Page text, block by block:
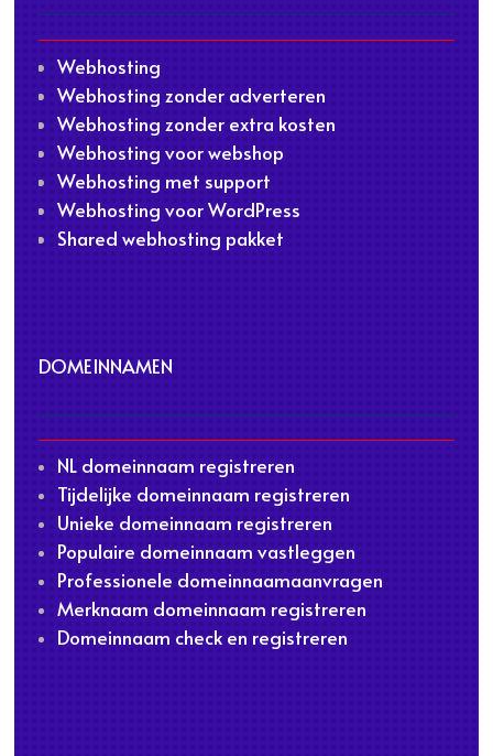
Webhosting
Webhosting zonder adverteren
Webhosting zonder extra kosten
Webhosting voor webshop
Webhosting met support
Webhosting voor WordPress
Shared webhosting pakket
DOMEINNAMEN
NL domeinnaam registreren
Tijdelijke domeinnaam registreren
Unieke domeinnaam registreren
Populaire domeinnaam vastleggen
Professionele domeinnaamaanvragen
Merknaam domeinnaam registreren
Domeinnaam check en registreren